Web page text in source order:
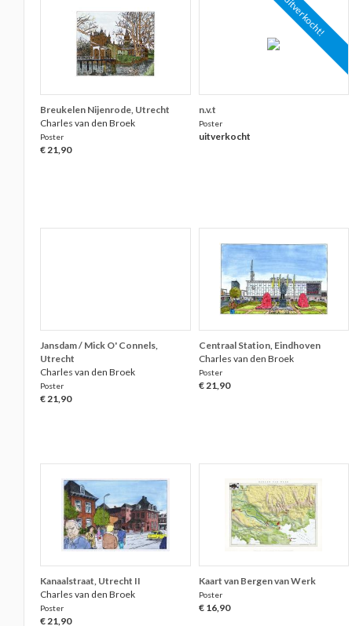
Breukelen Nijenrode, Utrecht
Charles van den Broek
Poster
€ 21,90
uitverkocht!
n.v.t
Poster
uitverkocht
Jansdam / Mick O' Connels,
Utrecht
Charles van den Broek
Poster
€ 21,90
Centraal Station, Eindhoven
Charles van den Broek
Poster
€ 21,90
Kanaalstraat, Utrecht II
Charles van den Broek
Poster
€ 21,90
Kaart van Bergen van Werk
Poster
€ 16,90